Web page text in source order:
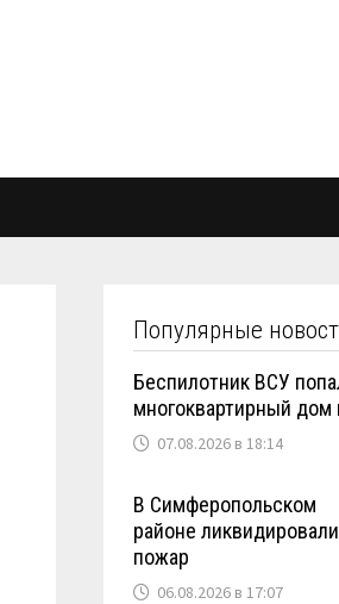
Популярные
Беспилотник ВСУ
многоквартирный дом
07.08.2026 в 18:14
В Симферопольском
районе
пожар
06.08.2026 в 17:07